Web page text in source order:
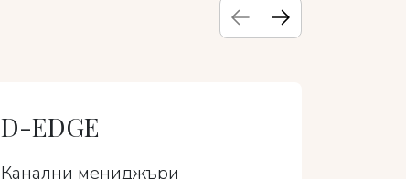
D-EDGE
Канални мениджъри